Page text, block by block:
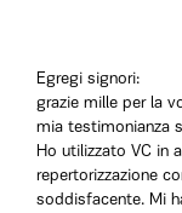
Egregi signori:
grazie mille per la
mia testimonianza
Ho utilizzato VC in
repertorizzazione
soddisfacente. Mi